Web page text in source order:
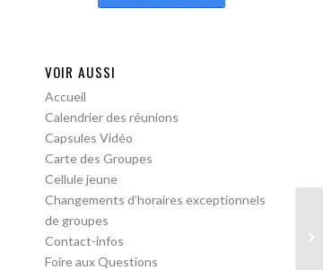
VOIR AUSSI
Accueil
Calendrier des réunions
Capsules Vidéo
Carte des Groupes
Cellule jeune
Changements d’horaires exceptionnels
de groupes
Contact-infos
Foire aux Questions